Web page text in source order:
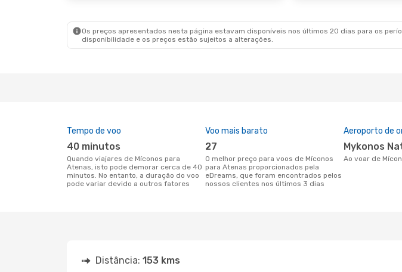
Os preços apresentados nesta página estavam disponíveis nos últimos 20 dias para os
disponibilidade e os preços estão sujeitos a alterações.
Tempo de voo
40 minutos
Quando viajares de Míconos para
Atenas, isto pode demorar cerca de 40
minutos. No entanto, a duração do voo
pode variar devido a outros fatores
Voo mais barato
27
O melhor preço para voos de Míconos
para Atenas proporcionados pela
eDreams, que foram encontrados pelos
nossos clientes nos últimos 3 dias
Aeroporto de
Mykonos
Ao voar de
Distância: 153 kms